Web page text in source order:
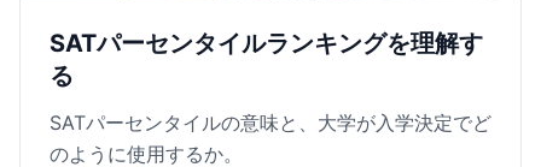
SATパーセンタイルランキングを理解す
る
SATパーセンタイルの意味と、大学が入学決定でど
のように使用するか。